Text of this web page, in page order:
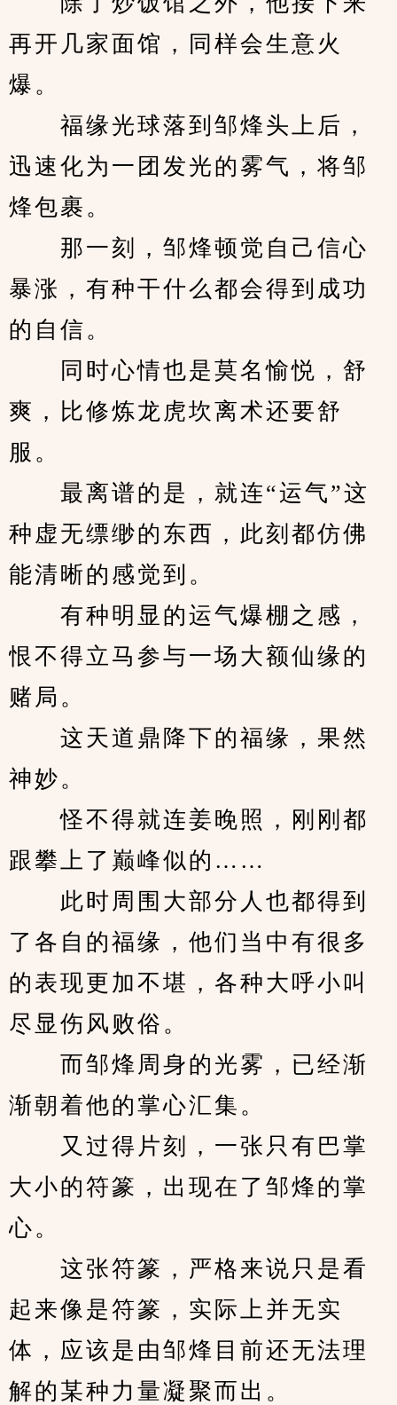
再开几家面馆，同样会生意火
爆。
福缘光球落到邹烽头上后，
迅速化为一团发光的雾气，将邹
烽包裹。
那一刻，邹烽顿觉自己信心
暴涨，有种干什么都会得到成功
的自信。
同时心情也是莫名愉悦，舒
爽，比修炼龙虎坎离术还要舒
服。
最离谱的是，就连“运气”这
种虚无缥缈的东西，此刻都仿佛
能清晰的感觉到。
有种明显的运气爆棚之感，
恨不得立马参与一场大额仙缘的
赌局。
这天道鼎降下的福缘，果然
神妙。
怪不得就连姜晚照，刚刚都
跟攀上了巅峰似的……
此时周围大部分人也都得到
了各自的福缘，他们当中有很多
的表现更加不堪，各种大呼小叫
尽显伤风败俗。
而邹烽周身的光雾，已经渐
渐朝着他的掌心汇集。
又过得片刻，一张只有巴掌
大小的符篆，出现在了邹烽的掌
心。
这张符篆，严格来说只是看
起来像是符篆，实际上并无实
体，应该是由邹烽目前还无法理
解的某种力量凝聚而出。